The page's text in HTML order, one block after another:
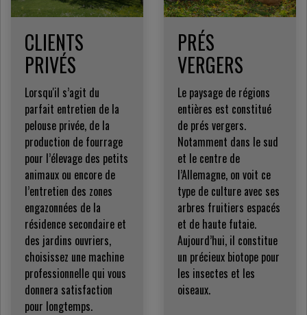
CLIENTS
PRIVÉS
Lorsqu'il s’agit du
parfait entretien de la
pelouse privée, de la
production de fourrage
pour l’élevage des petits
animaux ou encore de
l’entretien des zones
engazonnées de la
résidence secondaire et
des jardins ouvriers,
choisissez une machine
professionnelle qui vous
donnera satisfaction
pour longtemps.
PRÉS
VERGERS
Le paysage de régions
entières est constitué
de prés vergers.
Notamment dans le sud
et le centre de
l’Allemagne, on voit ce
type de culture avec ses
arbres fruitiers espacés
et de haute futaie.
Aujourd’hui, il constitue
un précieux biotope pour
les insectes et les
oiseaux.